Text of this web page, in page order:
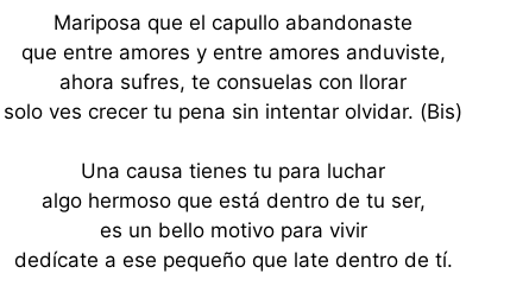
Mariposa que el capullo abandonaste
que entre amores y entre amores anduviste,
ahora sufres, te consuelas con llorar
solo ves crecer tu pena sin intentar olvidar. (Bis)
Una causa tienes tu para luchar
algo hermoso que está dentro de tu ser,
es un bello motivo para vivir
dedícate a ese pequeño que late dentro de tí.